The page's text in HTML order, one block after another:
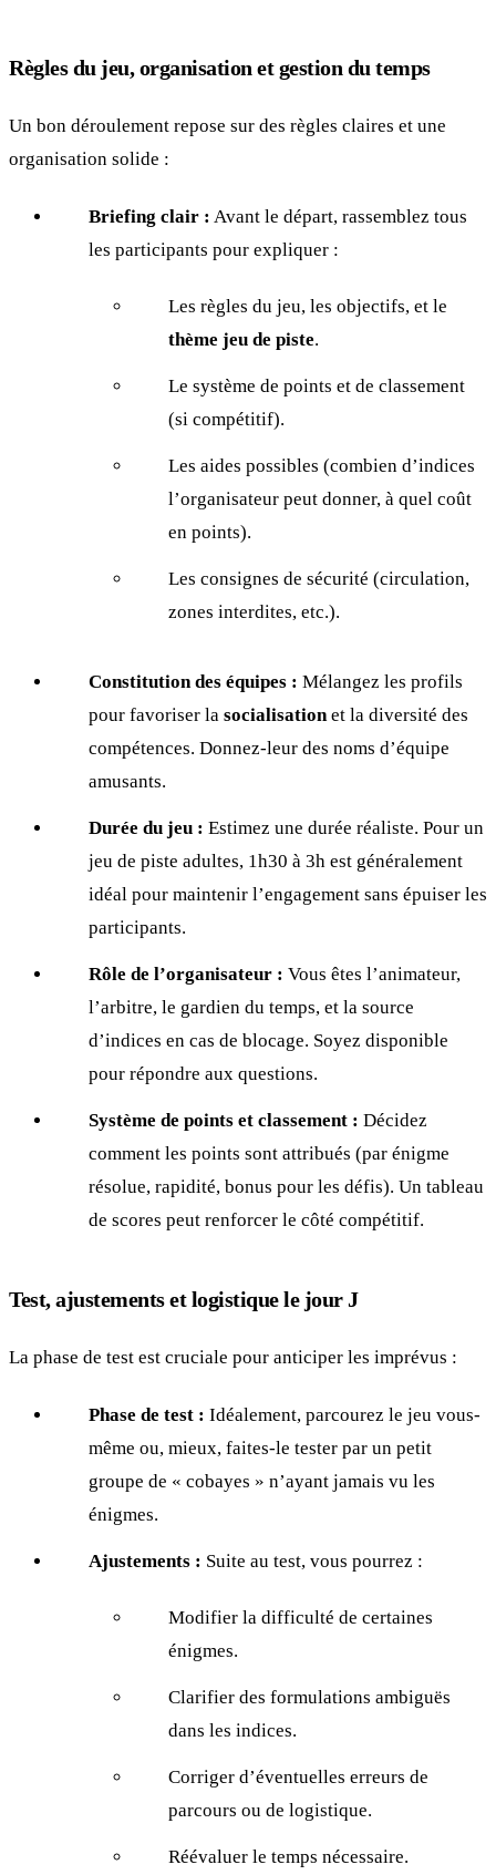
Règles du jeu, organisation et gestion du temps
Un bon déroulement repose sur des règles claires et une
organisation solide :
Briefing clair : Avant le départ, rassemblez tous
les participants pour expliquer :
Les règles du jeu, les objectifs, et le
thème jeu de piste.
Le système de points et de classement
(si compétitif).
Les aides possibles (combien d’indices
l’organisateur peut donner, à quel coût
en points).
Les consignes de sécurité (circulation,
zones interdites, etc.).
Constitution des équipes : Mélangez les profils
pour favoriser la socialisationet la diversité des
compétences. Donnez-leur des noms d’équipe
amusants.
Durée du jeu : Estimez une durée réaliste. Pour un
jeu de piste adultes, 1h30 à 3h est généralement
idéal pour maintenir l’engagement sans épuiser les
participants.
Rôle de l’organisateur : Vous êtes l’animateur,
l’arbitre, le gardien du temps, et la source
d’indices en cas de blocage. Soyez disponible
pour répondre aux questions.
Système de points et classement : Décidez
comment les points sont attribués (par énigme
résolue, rapidité, bonus pour les défis). Un tableau
de scores peut renforcer le côté compétitif.
Test, ajustements et logistique le jour J
La phase de test est cruciale pour anticiper les imprévus :
Phase de test : Idéalement, parcourez le jeu vous-
même ou, mieux, faites-le tester par un petit
groupe de « cobayes » n’ayant jamais vu les
énigmes.
Ajustements : Suite au test, vous pourrez :
Modifier la difficulté de certaines
énigmes.
Clarifier des formulations ambiguës
dans les indices.
Corriger d’éventuelles erreurs de
parcours ou de logistique.
Réévaluer le temps nécessaire.